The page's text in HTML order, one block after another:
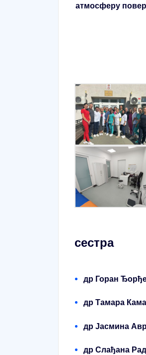
атмосферу
сестра
др Горан
др Тамара
др Јасмина
др Слађана